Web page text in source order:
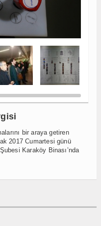
bir araya getiren
2017 Cumartesi günü
Karaköy Binası’nda